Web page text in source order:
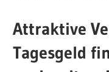
Attraktive
Tagesgeld